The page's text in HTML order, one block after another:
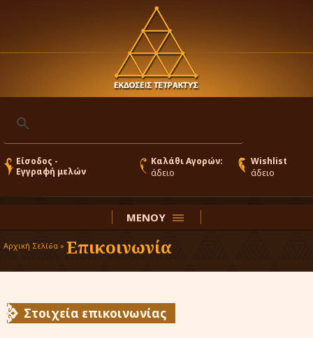
Είσοδος -
Εγγραφή μελών
Καλάθι Αγορών:
άδειο
Wishlist
άδειο
ΜΕΝΟΥ
Αρχική Σελίδα » Επικοινωνία
Στοιχεία επικοινωνίας